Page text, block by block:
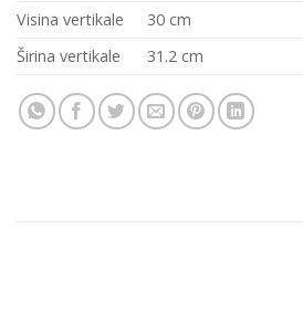
Visina vertikale
30 cm
Širina vertikale
31.2 cm